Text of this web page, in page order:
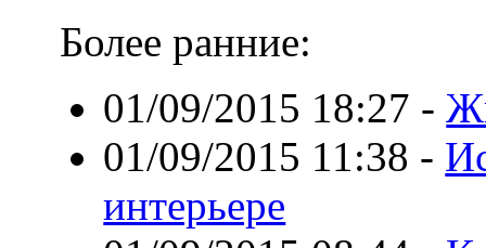
Более ранние:
01/09/2015 18:27 -
01/09/2015 11:38 -
интерьере